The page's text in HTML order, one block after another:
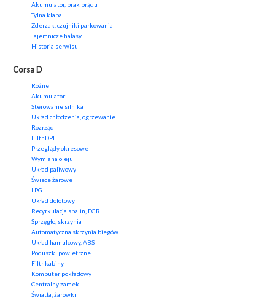
Akumulator, brak prądu
Tylna klapa
Zderzak, czujniki parkowania
Tajemnicze hałasy
Historia serwisu
Corsa D
Różne
Akumulator
Sterowanie silnika
Układ chłodzenia, ogrzewanie
Rozrząd
Filtr DPF
Przeglądy okresowe
Wymiana oleju
Układ paliwowy
Świece żarowe
LPG
Układ dolotowy
Recyrkulacja spalin, EGR
Sprzęgło, skrzynia
Automatyczna skrzynia biegów
Układ hamulcowy, ABS
Poduszki powietrzne
Filtr kabiny
Komputer pokładowy
Centralny zamek
Światła, żarówki